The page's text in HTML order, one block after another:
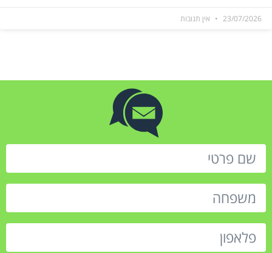
23/07/2026 אין תגובות